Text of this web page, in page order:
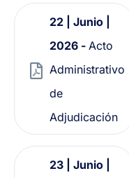
22 | Junio |
2026 - Acto
Administrativo
de
Adjudicación
23 | Junio |